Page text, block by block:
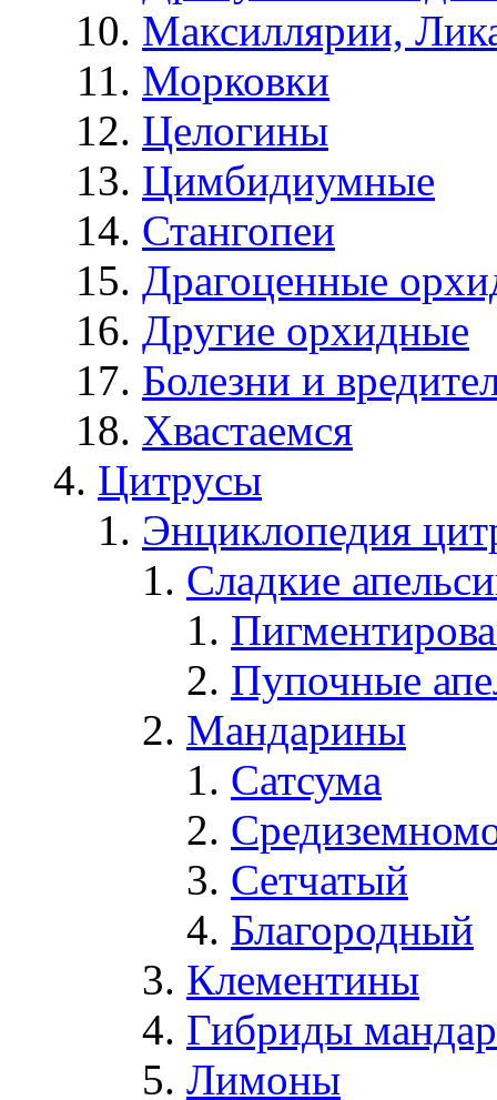
Максиллярии,
Морковки
Целогины
Цимбидиумные
Стангопеи
Драгоценные
Другие орхидные
Болезни и
Хвастаемся
Цитрусы
Энциклопедия
Сладкие
Пупочные
Мандарины
Сатсума
Сетчатый
Благородный
Клементины
Гибриды
Лимоны